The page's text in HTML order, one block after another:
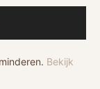
Bekijk